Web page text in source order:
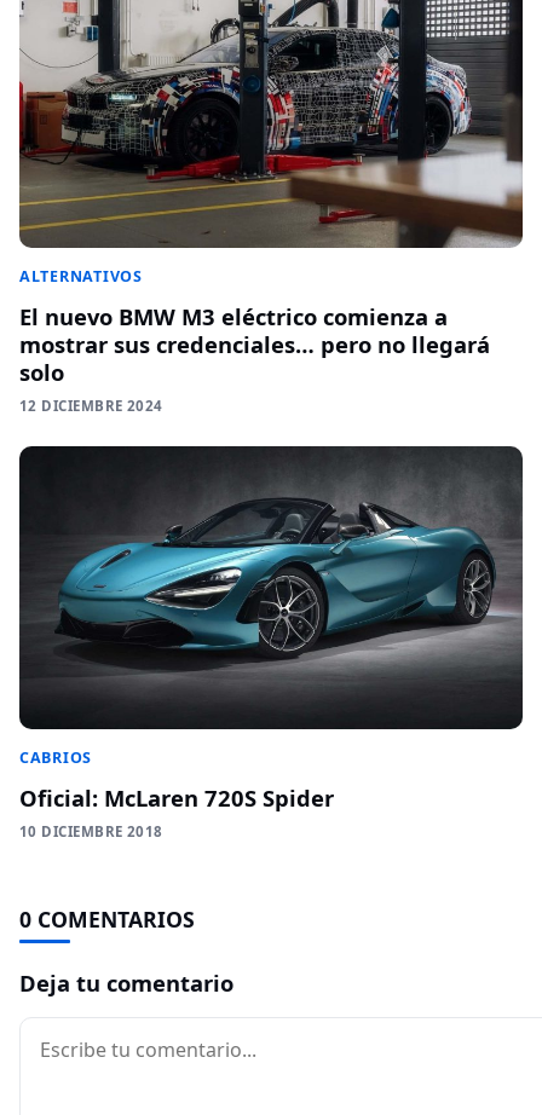
ALTERNATIVOS
El nuevo BMW M3 eléctrico comienza a
mostrar sus credenciales… pero no llegará
solo
12 DICIEMBRE 2024
CABRIOS
Oficial: McLaren 720S Spider
10 DICIEMBRE 2018
0 COMENTARIOS
Deja tu comentario
Comentario